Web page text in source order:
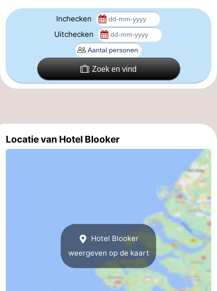
&Natuur
Sporten
-
Fietsen
Inchecken
Uitchecken
Zoek en vind
Locatie van Hotel Blooker
Hotel Blooker
weergeven op de kaart